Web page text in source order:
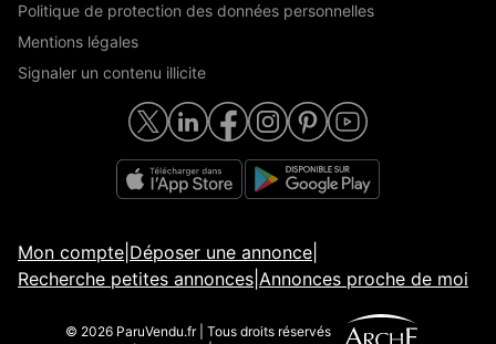
Politique de protection des données personnelles
Mentions légales
Signaler un contenu illicite
Mon compte Déposer une annonce
Recherche petites annonces Annonces proche de moi
© 2026 ParuVendu.fr | Tous droits réservés